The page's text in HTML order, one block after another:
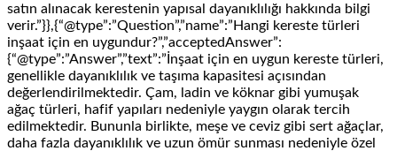
satın alınacak kerestenin yapısal dayanıklılığı hakkında bilgi
verir.”}},{“@type”:”Question”,”name”:”Hangi kereste türleri
inşaat için en uygundur?”,”acceptedAnswer”:
{“@type”:”Answer”,”text”:”İnşaat için en uygun kereste türleri,
genellikle dayanıklılık ve taşıma kapasitesi açısından
değerlendirilmektedir. Çam, ladin ve köknar gibi yumuşak
ağaç türleri, hafif yapıları nedeniyle yaygın olarak tercih
edilmektedir. Bununla birlikte, meşe ve ceviz gibi sert ağaçlar,
daha fazla dayanıklılık ve uzun ömür sunması nedeniyle özel